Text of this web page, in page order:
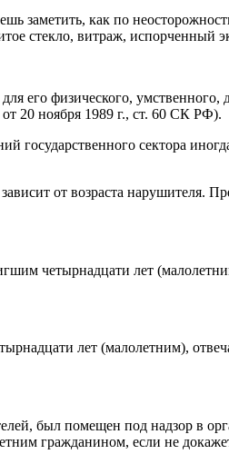
как по
стекло, витраж, испорченный
его физического,
20 ноября 1989 г., ст. 60 СК РФ).
государственного сектора
от возраста нарушителя.
четырнадцати лет
лет (малолетним),
был помещен под надзор в
гражданином, если не